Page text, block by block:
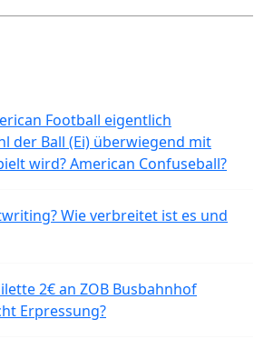
Football eigentlich
der Ball (Ei) überwiegend mit
wird? American Confuseball?
Wie verbreitet ist es und
2€ an ZOB Busbahnhof
Erpressung?